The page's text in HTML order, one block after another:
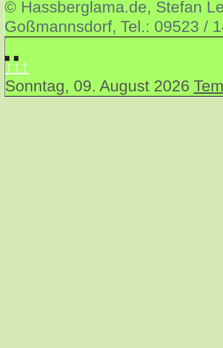
© Hassberglama.de, Stefan
Goßmannsdorf, Tel.: 09523 /
↑↑↑
Sonntag, 09. August 2026